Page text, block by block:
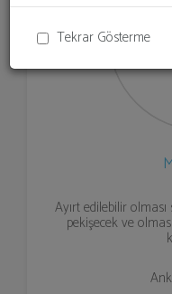
Tekrar Gösterme
Ayırt edilebilir
pekişecek ve